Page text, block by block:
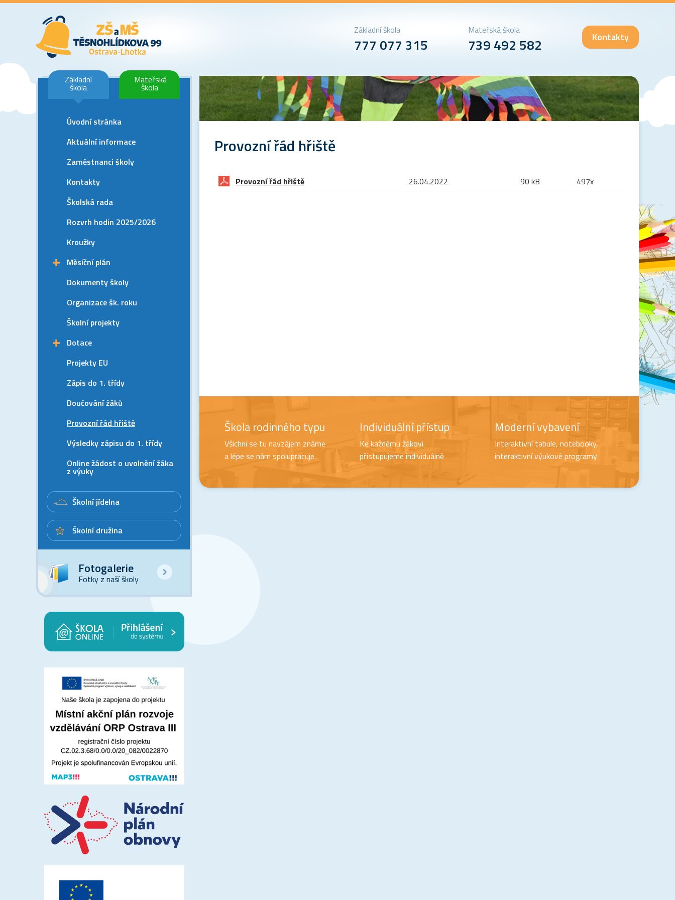
Kontakty
Základní škola
777 077 315
Mateřská škola
739 492 582
Základní
škola
Mateřská
škola
Úvodní stránka
Aktuální informace
Zaměstnanci školy
Kontakty
Školská rada
Rozvrh hodin 2025/2026
Kroužky
Měsíční plán
Dokumenty školy
Organizace šk. roku
Školní projekty
Dotace
Projekty EU
Zápis do 1. třídy
Doučování žáků
Provozní řád hřiště
Výsledky zápisu do 1. třídy
Online žádost o uvolnění žáka
z výuky
Školní jídelna
Školní družina
Fotogalerie
Fotky z naší školy
Provozní řád hřiště
Provozní řád hřiště 26.04.2022 90 kB 497x
Škola rodinného typu
Všichni se tu navzájem známe
a lépe se nám spolupracuje
Individuální přístup
Ke každému žákovi
přistupujeme individuálně
Moderní vybavení
Interaktivní tabule, notebooky,
interaktivní výukové programy